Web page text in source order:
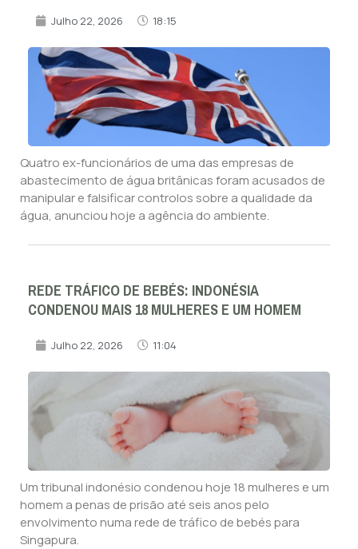
Julho 22, 2026 18:15
Quatro ex-funcionários de uma das empresas de
abastecimento de água britânicas foram acusados de
manipular e falsificar controlos sobre a qualidade da
água, anunciou hoje a agência do ambiente.
REDE TRÁFICO DE BEBÉS: INDONÉSIA
CONDENOU MAIS 18 MULHERES E UM HOMEM
Julho 22, 2026 11:04
Um tribunal indonésio condenou hoje 18 mulheres e um
homem a penas de prisão até seis anos pelo
envolvimento numa rede de tráfico de bebés para
Singapura.